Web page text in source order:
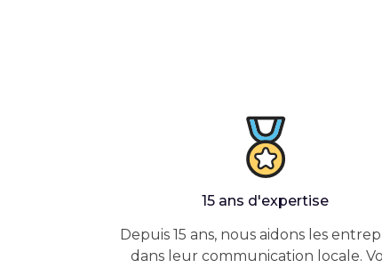
15 ans d'expertise
Depuis 15 ans, nous aidons les
dans leur communication locale.